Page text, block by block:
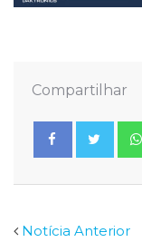
Compartilhar
Notícia Anterior